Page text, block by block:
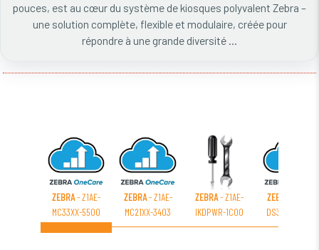
pouces, est au cœur du système de kiosques polyvalent Zebra –
une solution complète, flexible et modulaire, créée pour
répondre à une grande diversité ...
ZEBRA- Z1AE-
MC33XX-5500
ZEBRA- Z1AE-
MC21XX-3403
ZEBRA- Z1AE-
IKDPWR-1C00
ZEBRA
DS3608-3C00